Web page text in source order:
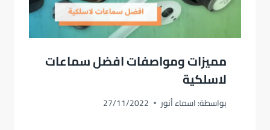
مميزات ومواصفات افضل سماعات
لاسلكية
بواسطة:اسماء أنور 27/11/2022